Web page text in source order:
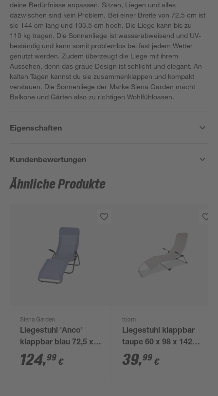
deine Bedürfnisse anpassen. Sitzen, Liegen und alles
dazwischen sind kein Problem. Bei einer Breite von 72,5 cm ist
sie 144 cm lang und 103,5 cm hoch. Die Liege kann bis zu
110 kg tragen. Die Sonnenliege ist wasserabweisend und UV-
beständig und kann somit problemlos bei fast jedem Wetter
genutzt werden. Zudem überzeugt die Liege mit ihrem
Aussehen, denn das graue Design ist schlicht und elegant. An
kalten Tagen kannst du sie zusammenklappen und kompakt
verstauen. Die Sonnenliege der Marke Siena Garden macht
Balkone und Gärten also zu richtigen Wohlfühloasen.
Eigenschaften
Kundenbewertungen
Ähnliche Produkte
Siena Garden
Liegestuhl 'Anco'
klappbar blau 72,5 x
103,5 x 144 cm
124,99 €
toom
Liegestuhl klappbar
taupe 60 x 98 x 142
cm
39,99 €